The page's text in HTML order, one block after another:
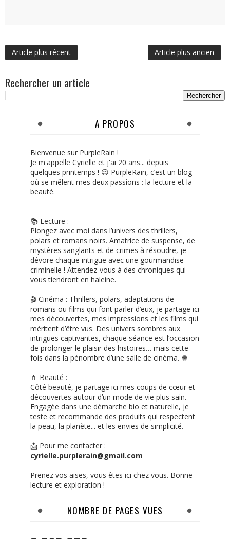
Article plus récent Article plus ancien
Rechercher un article
A PROPOS
Bienvenue sur PurpleRain !
Je m'appelle Cyrielle et j'ai 20 ans... depuis
quelques printemps ! 😉 PurpleRain, c’est un blog
où se mêlent mes deux passions : la lecture et la
beauté.
📚 Lecture :
Plongez avec moi dans l’univers des thrillers,
polars et romans noirs. Amatrice de suspense, de
mystères sanglants et de crimes à résoudre, je
dévore chaque intrigue avec une gourmandise
criminelle ! Attendez-vous à des chroniques qui
vous tiendront en haleine.
🎬 Cinéma : Thrillers, polars, adaptations de
romans ou films qui font parler d’eux, je partage ici
mes découvertes, mes impressions et les films qui
méritent d’être vus. Des univers sombres aux
intrigues captivantes, chaque séance est l’occasion
de prolonger le plaisir des histoires… mais cette
fois dans la pénombre d’une salle de cinéma. 🍿
💄 Beauté :
Côté beauté, je partage ici mes coups de cœur et
découvertes autour d’un mode de vie plus sain.
Engagée dans une démarche bio et naturelle, je
teste et recommande des produits qui respectent
la peau, la planète... et les envies de simplicité.
📩 Pour me contacter :
cyrielle.purplerain@gmail.com
Prenez vos aises, vous êtes ici chez vous. Bonne
lecture et exploration !
NOMBRE DE PAGES VUES